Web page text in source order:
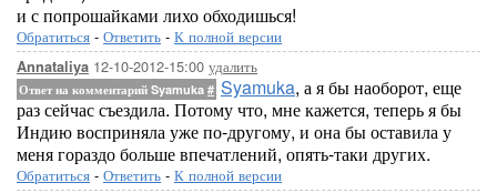
и с попрошайками лихо обходишься!
Обратиться - Ответить - К полной версии
Annataliya 12-10-2012-15:00 удалить
Ответ на комментарий Syamuka # Syamuka, а я бы наоборот, еще
раз сейчас съездила. Потому что, мне кажется, теперь я бы
Индию восприняла уже по-другому, и она бы оставила у
меня гораздо больше впечатлений, опять-таки других.
Обратиться - Ответить - К полной версии